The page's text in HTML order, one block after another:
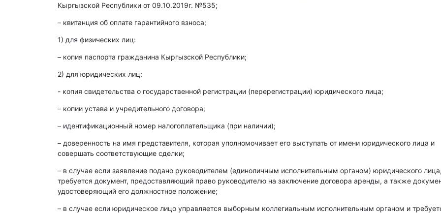
Кыргызской Республики от 09.10.2019г. №535;
– квитанция об оплате гарантийного взноса;
1) для физических лиц:
– копия паспорта гражданина Кыргызской Республики;
2) для юридических лиц:
- копия свидетельства о государственной регистрации (перерегистрации) юридического лица;
– копии устава и учредительного договора;
– идентификационный номер налогоплательщика (при наличии);
– доверенность на имя представителя, которая уполномочивает его выступать от имени юридического лица и
совершать соответствующие сделки;
– в случае если заявление подано руководителем (единоличным исполнительным органом) юридического лица,
требуется документ, предоставляющий право руководителю на заключение договора аренды, а также
удостоверяющий его должностное положение;
– в случае если юридическое лицо управляется выборным коллегиальным исполнительным органом и